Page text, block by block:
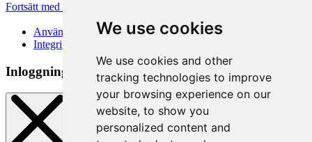
We use cookies
We use cookies and other
tracking technologies to improve
your browsing experience on our
website, to show you
personalized content and
Fortsätt med Apple
Användarvillkor
Integritetspolicy
Inloggningsmetod